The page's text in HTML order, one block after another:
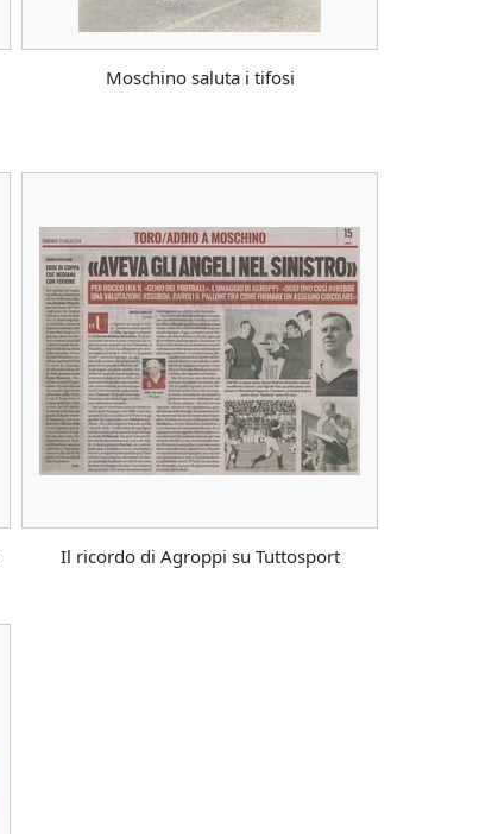
Moschino saluta i tifosi
Il ricordo di Agroppi su Tuttosport